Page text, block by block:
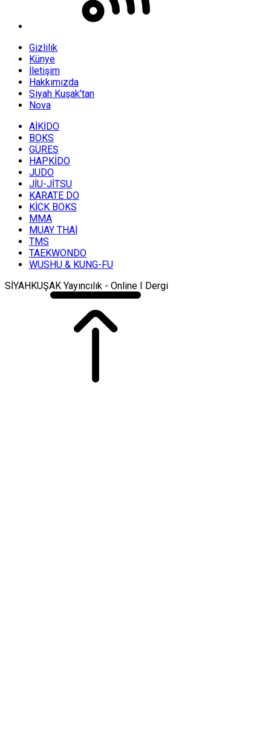
Gizlilik
Künye
İletişim
Hakkımızda
Siyah Kuşak’tan
Nova
AİKİDO
BOKS
GÜREŞ
HAPKİDO
JUDO
JİU-JİTSU
KARATE DO
KİCK BOKS
MMA
MUAY THAİ
TMS
TAEKWONDO
WUSHU & KUNG-FU
SİYAHKUŞAK Yayıncılık - Online I Dergi